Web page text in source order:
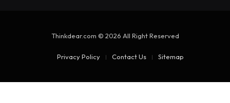
Thinkdear.com © 2026 All Right Reserved
Privacy Policy Contact Us Sitemap